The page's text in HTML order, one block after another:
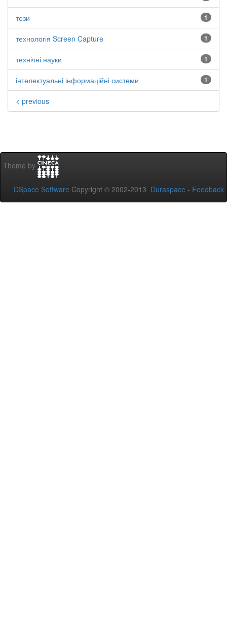
1
тези
1
технологія Screen Capture
1
технічні науки
1
інтелектуальні інформаційні системи
< previous
Theme by
DSpace Software Copyright © 2002-2013 Duraspace - Feedback